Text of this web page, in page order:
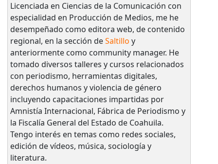
Licenciada en Ciencias de la Comunicación con
especialidad en Producción de Medios, me he
desempeñado como editora web, de contenido
regional, en la sección deSaltillo y
anteriormente como community manager. He
tomado diversos talleres y cursos relacionados
con periodismo, herramientas digitales,
derechos humanos y violencia de género
incluyendo capacitaciones impartidas por
Amnistía Internacional, Fábrica de Periodismo y
la Fiscalía General del Estado de Coahuila.
Tengo interés en temas como redes sociales,
edición de vídeos, música, sociología y
literatura.